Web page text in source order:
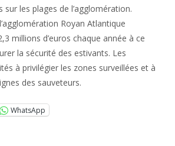
sur les plages de l’agglomération.
Royan Atlantique
millions d’euros chaque année à ce
la sécurité des estivants. Les
à privilégier les zones surveillées et à
des sauveteurs.
WhatsApp